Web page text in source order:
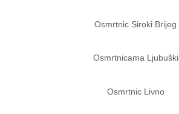
Osmrtnic Siroki Brijeg
Osmrtnicama Ljubuški
Osmrtnic Livno